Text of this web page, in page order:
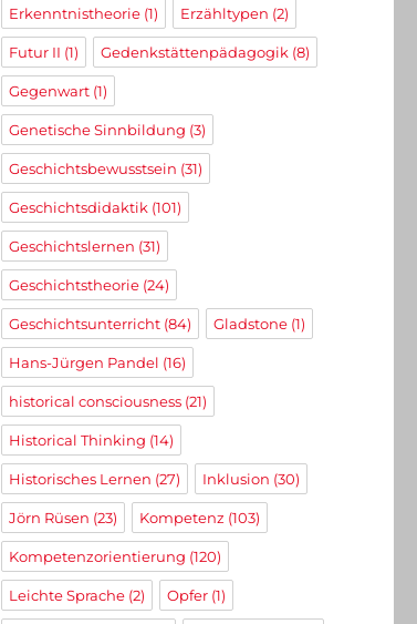
Erkenntnistheorie(1) Erzähltypen (2)
Futur II (1) Gedenkstättenpädagogik (8)
Gegenwart(1)
Genetische Sinnbildung (3)
Geschichtsbewusstsein (31)
Geschichtsdidaktik (101)
Geschichtslernen (31)
Geschichtstheorie(24)
Geschichtsunterricht(84) Gladstone(1)
Hans-Jürgen Pandel (16)
historical consciousness(21)
Historical Thinking (14)
Historisches Lernen (27) Inklusion (30)
Jörn Rüsen (23) Kompetenz (103)
Kompetenzorientierung (120)
Leichte Sprache(2) Opfer(1)